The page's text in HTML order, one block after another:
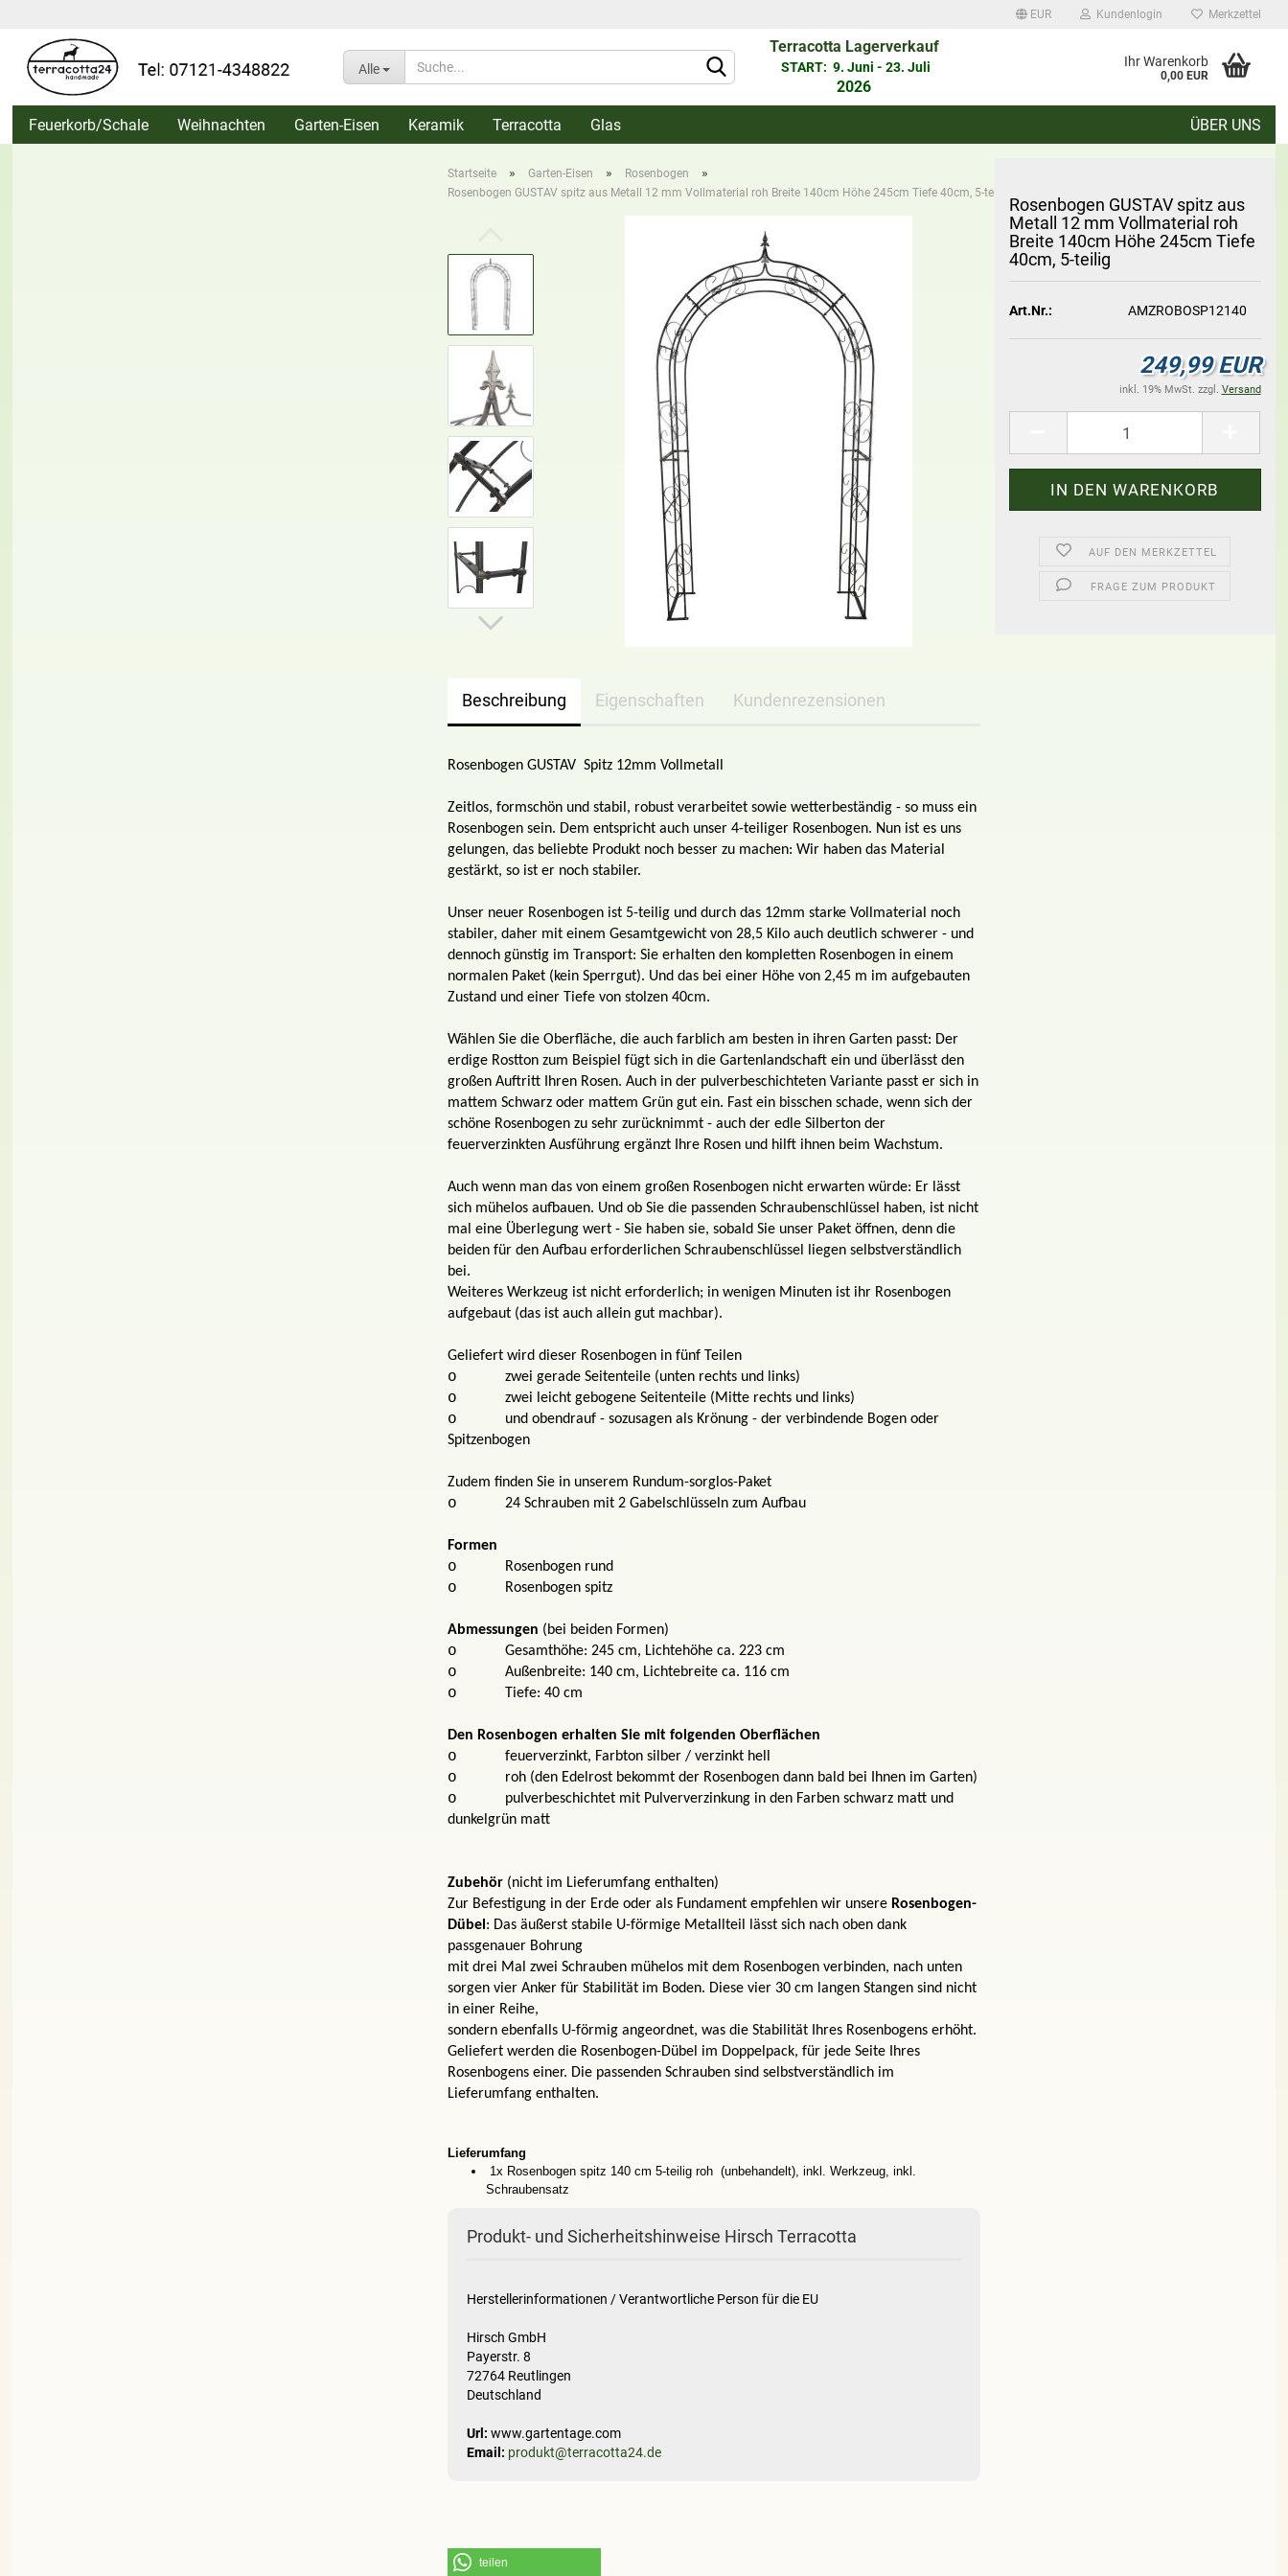
EUR
Währung auswählen
Kundenlogin
Passwort vergessen?
Merkzettel
Alle
Terracotta Lagerverkauf
START: 9. Juni - 23. Juli
2026
Ihr Warenkorb
0,00 EUR
Feuerkorb/Schale Weihnachten Garten-Eisen Keramik Terracotta Glas ÜBER UNS
Startseite » Garten-Eisen » Rosenbogen »
Rosenbogen GUSTAV spitz aus Metall 12 mm Vollmaterial roh Breite 140cm Höhe 245cm Tiefe 40cm, 5-teilig
Ro­sen­bo­gen GUS­TAV spitz aus
Me­tall 12 mm Voll­ma­te­ri­al roh
Brei­te 140cm Höhe 245cm Tiefe
40cm, 5-​teilig
Art.Nr.: AMZROBOSP12140
249,99 EUR
inkl. 19% MwSt. zzgl. Versand
AUF DEN MERKZETTEL
FRAGE ZUM PRODUKT
Beschreibung Eigenschaften Kundenrezensionen
Rosenbogen GUSTAV Spitz 12mm Vollmetall
Zeitlos, formschön und stabil, robust verarbeitet sowie wetterbeständig - so muss ein
Rosenbogen sein. Dem entspricht auch unser 4-teiliger Rosenbogen. Nun ist es uns
gelungen, das beliebte Produkt noch besser zu machen: Wir haben das Material
gestärkt, so ist er noch stabiler.
Unser neuer Rosenbogen ist 5-teilig und durch das 12mm starke Vollmaterial noch
stabiler, daher mit einem Gesamtgewicht von 28,5 Kilo auch deutlich schwerer - und
dennoch günstig im Transport: Sie erhalten den kompletten Rosenbogen in einem
normalen Paket (kein Sperrgut). Und das bei einer Höhe von 2,45 m im aufgebauten
Zustand und einer Tiefe von stolzen 40cm.
Wählen Sie die Oberfläche, die auch farblich am besten in ihren Garten passt: Der
erdige Rostton zum Beispiel fügt sich in die Gartenlandschaft ein und überlässt den
großen Auftritt Ihren Rosen. Auch in der pulverbeschichteten Variante passt er sich in
mattem Schwarz oder mattem Grün gut ein. Fast ein bisschen schade, wenn sich der
schöne Rosenbogen zu sehr zurücknimmt - auch der edle Silberton der
feuerverzinkten Ausführung ergänzt Ihre Rosen und hilft ihnen beim Wachstum.
Auch wenn man das von einem großen Rosenbogen nicht erwarten würde: Er lässt
sich mühelos aufbauen. Und ob Sie die passenden Schraubenschlüssel haben, ist nicht
mal eine Überlegung wert - Sie haben sie, sobald Sie unser Paket öffnen, denn die
beiden für den Aufbau erforderlichen Schraubenschlüssel liegen selbstverständlich
bei.
Weiteres Werkzeug ist nicht erforderlich; in wenigen Minuten ist ihr Rosenbogen
aufgebaut (das ist auch allein gut machbar).
Geliefert wird dieser Rosenbogen in fünf Teilen
ozwei gerade Seitenteile (unten rechts und links)
ozwei leicht gebogene Seitenteile (Mitte rechts und links)
o und obendrauf - sozusagen als Krönung - der verbindende Bogen oder
Spitzenbogen
Zudem finden Sie in unserem Rundum-sorglos-Paket
o24 Schrauben mit 2 Gabelschlüsseln zum Aufbau
Formen
o Rosenbogen rund
o Rosenbogen spitz
Abmessungen (bei beiden Formen)
oGesamthöhe: 245 cm, Lichtehöhe ca. 223 cm
oAußenbreite: 140 cm, Lichtebreite ca. 116 cm
oTiefe: 40 cm
Den Rosenbogen erhalten Sie mit folgenden Oberflächen
ofeuerverzinkt, Farbton silber / verzinkt hell
o roh (den Edelrost bekommt der Rosenbogen dann bald bei Ihnen im Garten)
o pulverbeschichtet mit Pulververzinkung in den Farben schwarz matt und
dunkelgrün matt
Zubehör (nicht im Lieferumfang enthalten)
Zur Befestigung in der Erde oder als Fundament empfehlen wir unsere Rosenbogen-
Dübel : Das äußerst stabile U-förmige Metallteil lässt sich nach oben dank
passgenauer Bohrung
mit drei Mal zwei Schrauben mühelos mit dem Rosenbogen verbinden, nach unten
sorgen vier Anker für Stabilität im Boden. Diese vier 30 cm langen Stangen sind nicht
in einer Reihe,
sondern ebenfalls U-förmig angeordnet, was die Stabilität Ihres Rosenbogens erhöht.
Geliefert werden die Rosenbogen-Dübel im Doppelpack, für jede Seite Ihres
Rosenbogens einer. Die passenden Schrauben sind selbstverständlich im
Lieferumfang enthalten.
Lieferumfang
1x Rosenbogen spitz 140 cm 5-teilig roh (unbehandelt), inkl. Werkzeug, inkl.
Schraubensatz
Produkt- und Sicherheitshinweise Hirsch Terracotta
Herstellerinformationen / Verantwortliche Person für die EU
Hirsch GmbH
Payerstr. 8
72764 Reutlingen
Deutschland
Url: www.gartentage.com
Email: produkt@terracotta24.de
teilen